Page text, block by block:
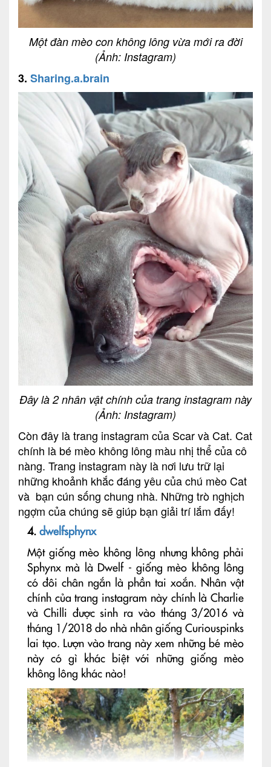
Một đàn mèo con không lông vừa mới ra đời
(Ảnh: Instagram)
3. Sharing.a.brain
Đây là 2 nhân vật chính của trang instagram này
(Ảnh: Instagram)
Còn đây là trang instagram của Scar và Cat. Cat
chính là bé mèo không lông màu nhị thể của cô
nàng. Trang instagram này là nơi lưu trữ lại
những khoảnh khắc đáng yêu của chú mèo Cat
và bạn cún sống chung nhà. Những trò nghịch
ngợm của chúng sẽ giúp bạn giải trí lắm đấy!
4. dwelfsphynx
Một giống mèo không lông nhưng không phải
Sphynx mà là Dwelf - giống mèo không lông
có đôi chân ngắn là phần tai xoắn. Nhân vật
chính của trang instagram này chính là Charlie
và Chilli được sinh ra vào tháng 3/2016 và
tháng 1/2018 do nhà nhân giống Curiouspinks
lai tạo. Lượn vào trang này xem những bé mèo
này có gì khác biệt với những giống mèo
không lông khác nào!